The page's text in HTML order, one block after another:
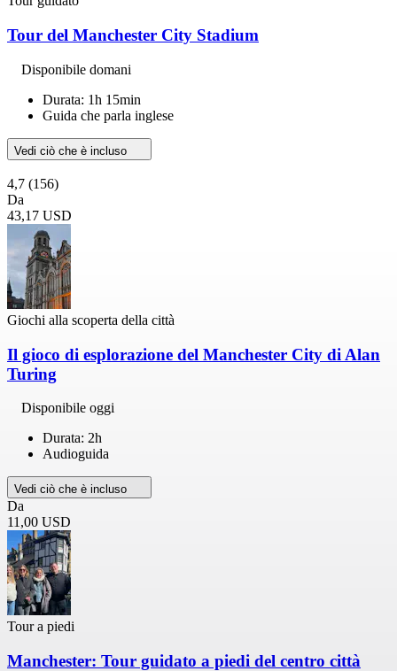
Tour del Manchester City Stadium
Disponibile domani
Durata: 1h 15min
Guida che parla inglese
Vedi ciò che è incluso
4,7 (156)
Da
43,17 USD
Giochi alla scoperta della città
Il gioco di esplorazione del Manchester City di Alan
Turing
Disponibile oggi
Durata: 2h
Audioguida
Vedi ciò che è incluso
Da
11,00 USD
Tour a piedi
Manchester: Tour guidato a piedi del centro città